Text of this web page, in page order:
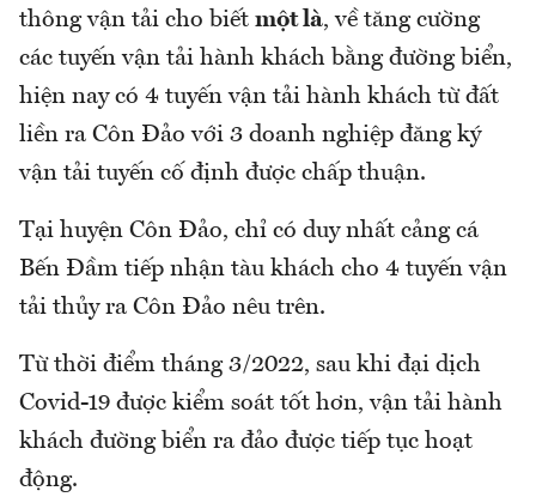
thông vận tải cho biết một là, về tăng cường
các tuyến vận tải hành khách bằng đường biển,
hiện nay có 4 tuyến vận tải hành khách từ đất
liền ra Côn Đảo với 3 doanh nghiệp đăng ký
vận tải tuyến cố định được chấp thuận.
Tại huyện Côn Đảo, chỉ có duy nhất cảng cá
Bến Đầm tiếp nhận tàu khách cho 4 tuyến vận
tải thủy ra Côn Đảo nêu trên.
Từ thời điểm tháng 3/2022, sau khi đại dịch
Covid-19 được kiểm soát tốt hơn, vận tải hành
khách đường biển ra đảo được tiếp tục hoạt
động.